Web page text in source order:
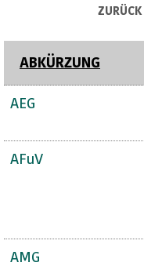
ZURÜCK
ABKÜRZUNG
AEG
AFuV
AMG